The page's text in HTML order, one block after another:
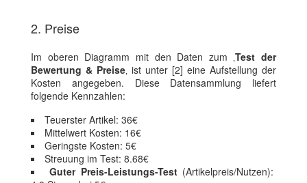
2. Preise
Im oberen Diagramm mit den Daten zum ‚Test der
Bewertung & Preise ‚ ist unter [2] eine Aufstellung der
Kosten angegeben. Diese Datensammlung liefert
folgende Kennzahlen:
Teuerster Artikel: 36€
Mittelwert Kosten: 16€
Geringste Kosten: 5€
Streuung im Test: 8.68€
Guter Preis-Leistungs-Test(Artikelpreis/Nutzen):